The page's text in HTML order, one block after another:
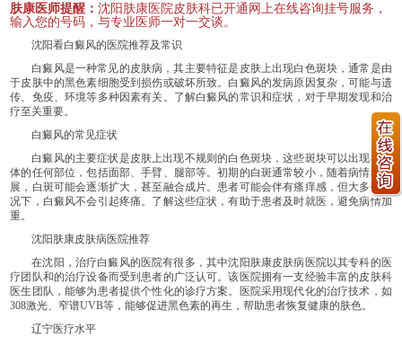
肤康医师提醒：沈阳肤康医院皮肤科已开通网上在线咨询挂号服务，
输入您的号码，与专业医师一对一交谈。
沈阳看白癜风的医院推荐及常识
白癜风是一种常见的皮肤病，其主要特征是皮肤上出现白色斑块，通常是由
于皮肤中的黑色素细胞受到损伤或破坏所致。白癜风的发病原因复杂，可能与遗
传、免疫、环境等多种因素有关。了解白癜风的常识和症状，对于早期发现和治
疗至关重要。
白癜风的常见症状
白癜风的主要症状是皮肤上出现不规则的白色斑块，这些斑块可以出现在身
体的任何部位，包括面部、手臂、腿部等。初期的白斑通常较小，随着病情的发
展，白斑可能会逐渐扩大，甚至融合成片。患者可能会伴有瘙痒感，但大多数情
况下，白癜风不会引起疼痛。了解这些症状，有助于患者及时就医，避免病情加
重。
沈阳肤康皮肤病医院推荐
在沈阳，治疗白癜风的医院有很多，其中沈阳肤康皮肤病医院以其专科的医
疗团队和的治疗设备而受到患者的广泛认可。该医院拥有一支经验丰富的皮肤科
医生团队，能够为患者提供个性化的诊疗方案。医院采用现代化的治疗技术，如
308激光、窄谱UVB等，能够促进黑色素的再生，帮助患者恢复健康的肤色。
辽宁医疗水平